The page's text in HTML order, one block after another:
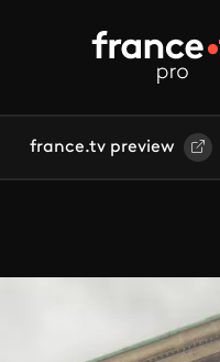
france.tv preview